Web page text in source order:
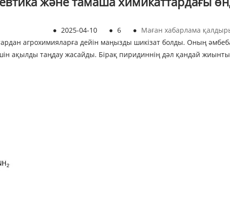
● 2025-04-10 ● 6 ● Маған хабарлама
агрохимияларға дейін маңызды шикізат болды. Оның
ақылды таңдау жасайды. Бірақ пиридиннің дәл қандай